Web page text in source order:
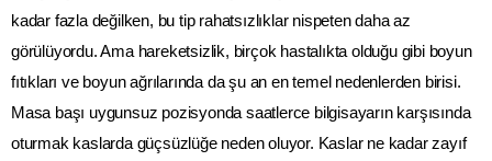
kadar fazla değilken, bu tip rahatsızlıklar nispeten daha az
görülüyordu. Ama hareketsizlik, birçok hastalıkta olduğu gibi boyun
fıtıkları ve boyun ağrılarında da şu an en temel nedenlerden birisi.
Masa başı uygunsuz pozisyonda saatlerce bilgisayarın karşısında
oturmak kaslarda güçsüzlüğe neden oluyor. Kaslar ne kadar zayıf